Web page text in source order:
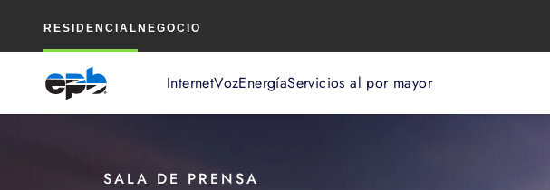
RESIDENCIAL NEGOCIO
InternetVozEnergíaServicios al por mayor
principal
SALA DE PRENSA